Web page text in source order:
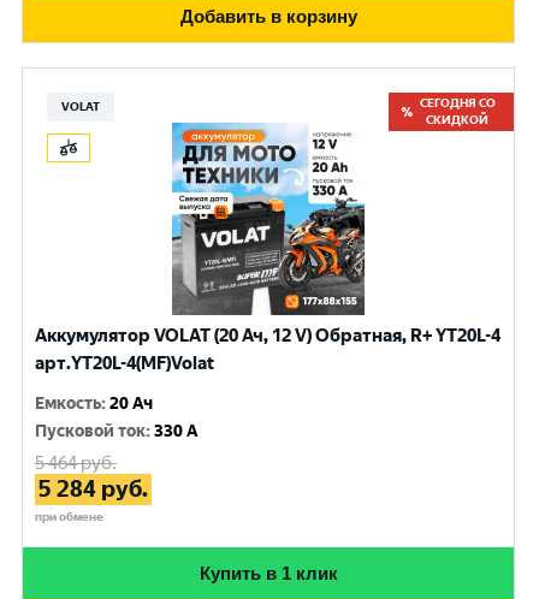
Добавить в корзину
VOLAT
СЕГОДНЯ СО
СКИДКОЙ
Аккумулятор VOLAT (20 Ач, 12 V) Обратная, R+ YT20L-4
арт.YT20L-4(MF)Volat
Емкость:20 Ач
Пусковой ток:330 A
5 464руб.
5 284 руб.
при обмене
Купить в 1 клик